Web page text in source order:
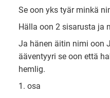
Se oon yks tyär minkä
Hälla oon 2 sisarusta ja
Ja hänen äitin nimi oon
ääventyyri se oon että
hemlig.
1. osa